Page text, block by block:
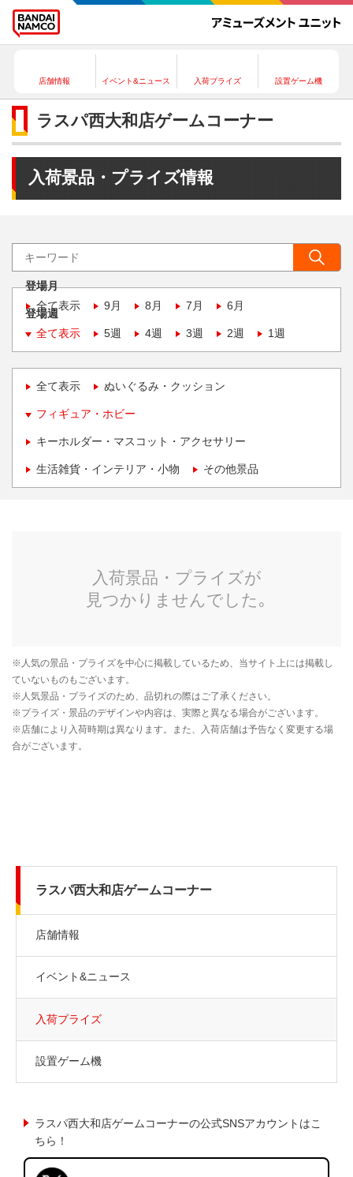
店舗情報 イベント&ニュース 入荷プライズ 設置ゲーム機
ラスパ西大和店ゲームコーナー
入荷景品・プライズ情報
登場月
全て表示
9月 8月 7月 6月
登場週
全て表示
5週 4週 3週 2週 1週
全て表示 ぬいぐるみ・クッション
フィギュア・ホビー
キーホルダー・マスコット・アクセサリー
生活雑貨・インテリア・小物 その他景品
ラスパ西大和店ゲームコーナー
店舗情報
イベント&ニュース
入荷プライズ
設置ゲーム機
ラスパ西大和店ゲームコーナーの公式SNSアカウントはこ
ちら！